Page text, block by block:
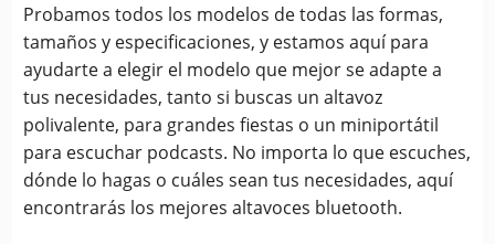
Probamos todos los modelos de todas las formas,
tamaños y especificaciones, y estamos aquí para
ayudarte a elegir el modelo que mejor se adapte a
tus necesidades, tanto si buscas un altavoz
polivalente, para grandes fiestas o un miniportátil
para escuchar podcasts. No importa lo que escuches,
dónde lo hagas o cuáles sean tus necesidades, aquí
encontrarás los mejores altavoces bluetooth.